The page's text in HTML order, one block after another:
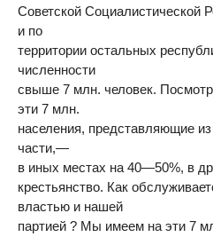
Советской Социалистической
и по
территории остальных
численности
свыше 7 млн. человек.
эти 7 млн.
населения, представляющие
части,—
в иных местах на 40—50%, в
крестьянство. Как
властью и нашей
партией ? Мы имеем на эти 7